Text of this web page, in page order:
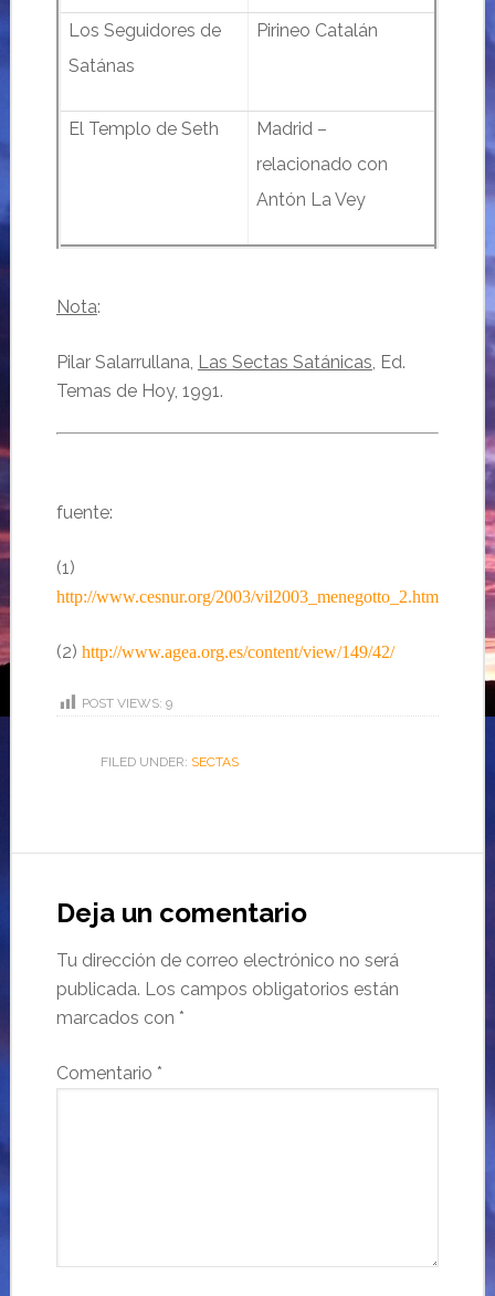
Los Seguidores de
Satánas
Pirineo Catalán
El Templo de Seth
Madrid –
relacionado con
Antón La Vey
Nota:
Pilar Salarrullana, Las Sectas Satánicas, Ed.
Temas de Hoy, 1991.
fuente:
(1)
http://www.cesnur.org/2003/vil2003_menegotto_2.htm
(2) http://www.agea.org.es/content/view/149/42/
POST VIEWS: 9
FILED UNDER: SECTAS
Deja un comentario
Tu dirección de correo electrónico no será
publicada. Los campos obligatorios están
marcados con *
Comentario *